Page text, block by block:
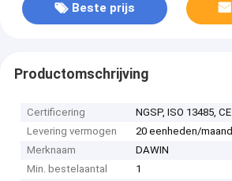
Beste prijs
Productomschrijving
Certificering
NGSP, ISO 13485, CE
Levering vermogen
20 eenheden/maand
Merknaam
DAWIN
Min. bestelaantal
1